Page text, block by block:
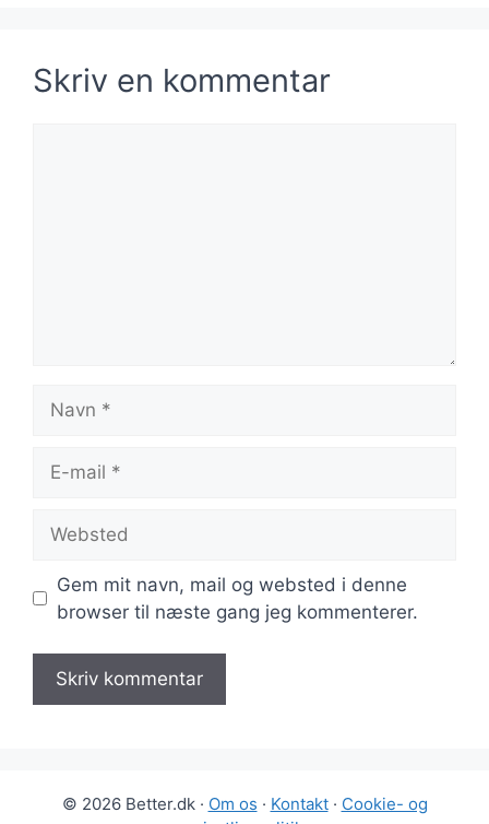
Skriv en kommentar
mail
Gem mit navn, mail og websted i denne
browser til næste gang jeg kommenterer.
© 2026 Better.dk · Om os · Kontakt· Cookie- og